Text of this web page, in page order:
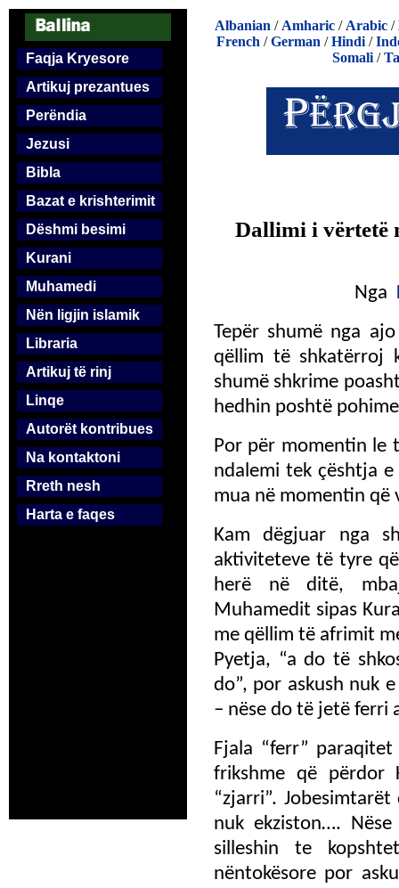
Faqja Kryesore
Artikuj prezantues
Perëndia
Jezusi
Bibla
Bazat e krishterimit
Dëshmi besimi
Kurani
Muhamedi
Nën ligjin islamik
Libraria
Artikuj të rinj
Linqe
Autorët kontribues
Na kontaktoni
Rreth nesh
Harta e faqes
Albanian / Amharic / Arabic /
French /German /Hindi /
Somali/
Dallimi i vërtetë
Nga
Tepër shumë nga
qëllim të shkatërroj
shumë shkrime
hedhin poshtë
Por për momentin le
ndalemi tek çështja
mua në momentin që
Kam dëgjuar nga
aktiviteteve të tyre
herë në ditë,
Muhamedit sipas
me qëllim të afrimit
Pyetja, “a do të
do”, por askush nuk
– nëse do të jetë ferri
Fjala “ferr”
frikshme që përdor
“zjarri”.
nuk ekziston….
silleshin te
nëntokësore por